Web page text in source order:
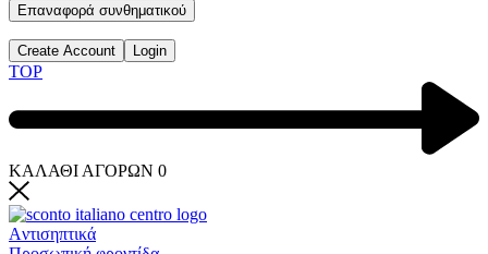
Επαναφορά συνθηματικού
Create Account Login
TOP
ΚΑΛΑΘΙ ΑΓΟΡΩΝ 0
Aντισηπτικά